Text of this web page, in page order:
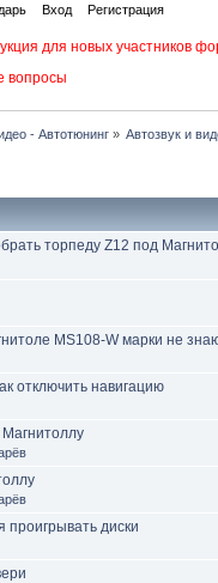
Вход Регистрация
для новых участников
вопросы
- Автотюнинг» Автозвук и
торпеду Z12 под
MS108-W марки не
отключить навигацию
проигрывать диски